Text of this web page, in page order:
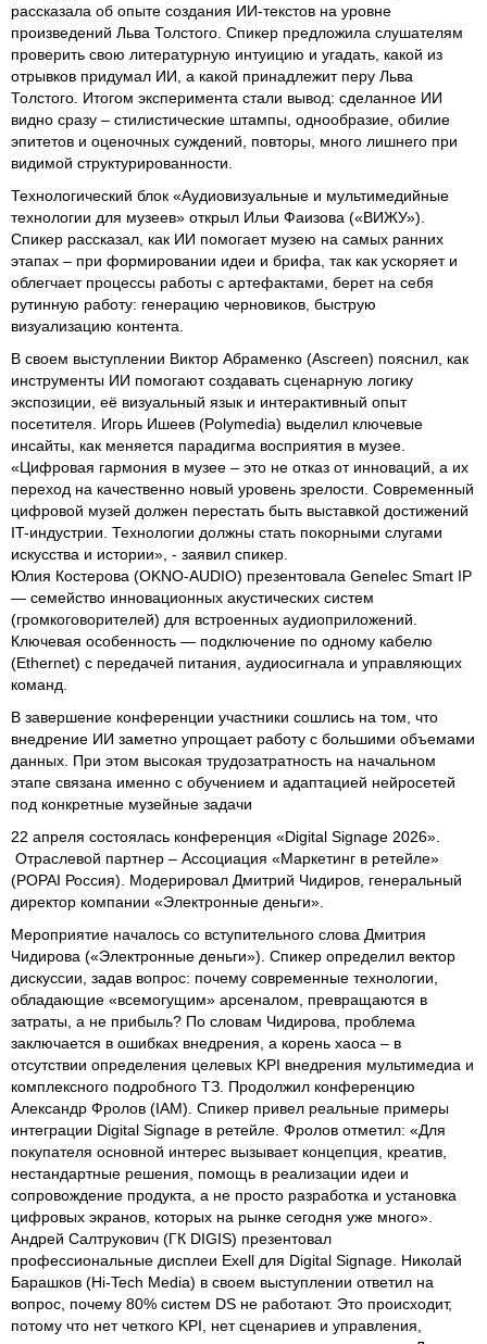
рассказала об опыте создания ИИ-текстов на уровне
произведений Льва Толстого. Спикер предложила слушателям
проверить свою литературную интуицию и угадать, какой из
отрывков придумал ИИ, а какой принадлежит перу Льва
Толстого. Итогом эксперимента стали вывод: сделанное ИИ
видно сразу – стилистические штампы, однообразие, обилие
эпитетов и оценочных суждений, повторы, много лишнего при
видимой структурированности.
Технологический блок «Аудиовизуальные и мультимедийные
технологии для музеев» открыл Ильи Фаизова («ВИЖУ»).
Спикер рассказал, как ИИ помогает музею на самых ранних
этапах – при формировании идеи и брифа, так как ускоряет и
облегчает процессы работы с артефактами, берет на себя
рутинную работу: генерацию черновиков, быструю
визуализацию контента.
В своем выступлении Виктор Абраменко (Ascreen) пояснил, как
инструменты ИИ помогают создавать сценарную логику
экспозиции, её визуальный язык и интерактивный опыт
посетителя. Игорь Ишеев (Polymedia) выделил ключевые
инсайты, как меняется парадигма восприятия в музее.
«Цифровая гармония в музее – это не отказ от инноваций, а их
переход на качественно новый уровень зрелости. Современный
цифровой музей должен перестать быть выставкой достижений
IT-индустрии. Технологии должны стать покорными слугами
искусства и истории», - заявил спикер.
Юлия Костерова (OKNO-AUDIO) презентовала Genelec Smart IP
— семейство инновационных акустических систем
(громкоговорителей) для встроенных аудиоприложений.
Ключевая особенность — подключение по одному кабелю
(Ethernet) с передачей питания, аудиосигнала и управляющих
команд.
В завершение конференции участники сошлись на том, что
внедрение ИИ заметно упрощает работу с большими объемами
данных. При этом высокая трудозатратность на начальном
этапе связана именно с обучением и адаптацией нейросетей
под конкретные музейные задачи
22 апреля состоялась конференция «Digital Signage 2026».
Отраслевой партнер – Ассоциация «Маркетинг в ретейле»
(POPAI Россия). Модерировал Дмитрий Чидиров, генеральный
директор компании «Электронные деньги».
Мероприятие началось со вступительного слова Дмитрия
Чидирова («Электронные деньги»). Спикер определил вектор
дискуссии, задав вопрос: почему современные технологии,
обладающие «всемогущим» арсеналом, превращаются в
затраты, а не прибыль? По словам Чидирова, проблема
заключается в ошибках внедрения, а корень хаоса – в
отсутствии определения целевых KPI внедрения мультимедиа и
комплексного подробного ТЗ. Продолжил конференцию
Александр Фролов (IAM). Спикер привел реальные примеры
интеграции Digital Signage в ретейле. Фролов отметил: «Для
покупателя основной интерес вызывает концепция, креатив,
нестандартные решения, помощь в реализации идеи и
сопровождение продукта, а не просто разработка и установка
цифровых экранов, которых на рынке сегодня уже много».
Андрей Салтрукович (ГК DIGIS) презентовал
профессиональные дисплеи Exell для Digital Signage. Николай
Барашков (Hi-Tech Media) в своем выступлении ответил на
вопрос, почему 80% систем DS не работают. Это происходит,
потому что нет четкого KPI, нет сценариев и управления,